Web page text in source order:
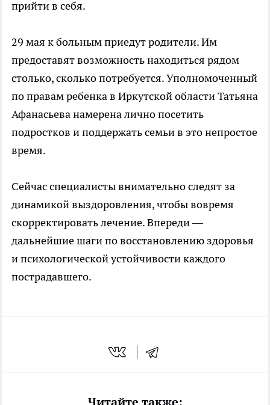
прийти в себя.
29 мая к больным приедут родители. Им
предоставят возможность находиться рядом
столько, сколько потребуется. Уполномоченный
по правам ребенка в Иркутской области Татьяна
Афанасьева намерена лично посетить
подростков и поддержать семьи в это непростое
время.
Сейчас специалисты внимательно следят за
динамикой выздоровления, чтобы вовремя
скорректировать лечение. Впереди —
дальнейшие шаги по восстановлению здоровья
и психологической устойчивости каждого
пострадавшего.